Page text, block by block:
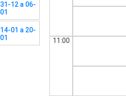
31-12 a 06-
01
14-01 a 20-
01
11:00